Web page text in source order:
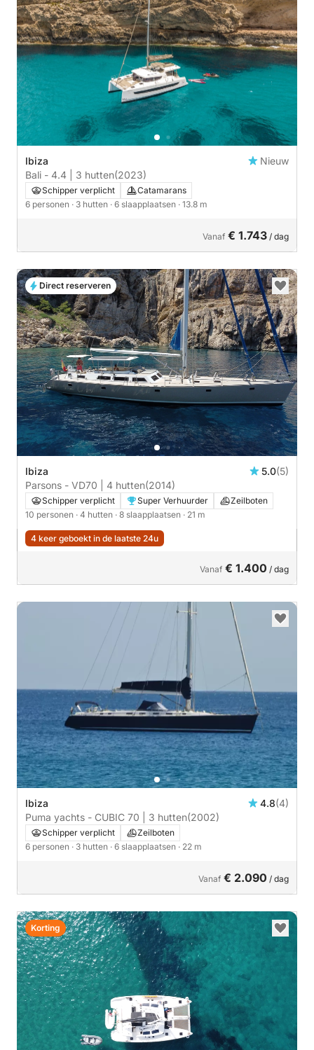
Ibiza
Nieuw
Bali - 4.4 | 3 hutten(2023)
Schipper verplicht
Catamarans
6 personen · 3 hutten · 6 slaapplaatsen · 13.8 m
Vanaf € 1.743 / dag
Ibiza 5.0(5)
Parsons - VD70 | 4 hutten(2014)
Schipper verplicht Super Verhuurder
Zeilboten
10 personen · 4 hutten · 8 slaapplaatsen · 21 m
4 keer geboekt in de laatste 24u
Vanaf € 1.400 / dag
Direct reserveren
Ibiza 4.8(4)
Puma yachts - CUBIC 70 | 3 hutten(2002)
Schipper verplicht
Zeilboten
6 personen · 3 hutten · 6 slaapplaatsen · 22 m
Vanaf € 2.090 / dag
Korting